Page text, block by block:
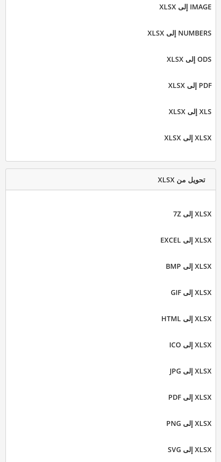
IMAGE إلى XLSX
NUMBERS إلى XLSX
ODS إلى XLSX
PDF إلى XLSX
XLS إلى XLSX
XLSX إلى XLSX
تحويل من XLSX
XLSX إلى 7Z
XLSX إلى EXCEL
XLSX إلى BMP
XLSX إلى GIF
XLSX إلى HTML
XLSX إلى ICO
XLSX إلى JPG
XLSX إلى PDF
XLSX إلى PNG
XLSX إلى SVG